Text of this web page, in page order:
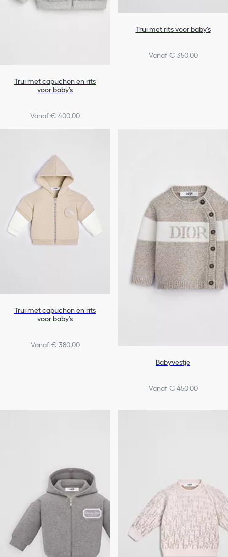
Trui met capuchon en rits
voor baby’s
Vanaf € 400,00
Trui met rits voor baby’s
Vanaf € 350,00
Trui met capuchon en rits
voor baby’s
Vanaf € 380,00
Babyvestje
Vanaf € 450,00